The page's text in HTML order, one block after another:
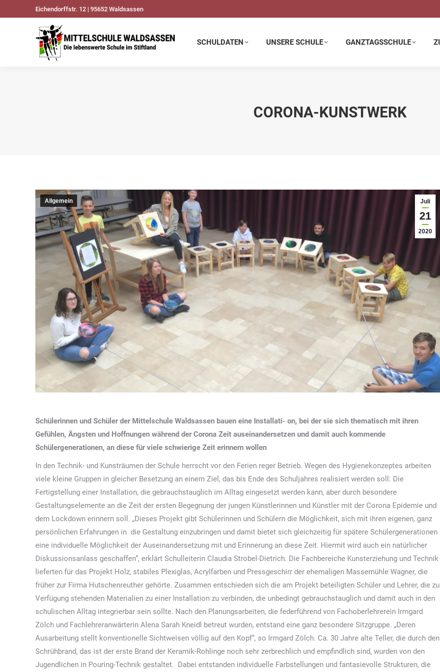
Eichendorffstr. 12 | 95652 Waldsassen
SCHULDATEN UNSERE SCHULE GANZTAGSSCHULE
CORONA-KUNSTWERK
Juli
21
2020
Allgemein
Schülerinnen und Schüler der Mittelschule Waldsassen bauen eine Installati- on, bei der sie sich thematisch mit ihren
Gefühlen, Ängsten und Hoffnungen während der Corona Zeit auseinandersetzen und damit auch kommende
Schülergenerationen, an diese für viele schwierige Zeit erinnern wollen
In den Technik- und Kunsträumen der Schule herrscht vor den Ferien reger Betrieb. Wegen des Hygienekonzeptes arbeiten
viele kleine Gruppen in gleicher Besetzung an einem Ziel, das bis Ende des Schuljahres realisiert werden soll: Die
Fertigstellung einer Installation, die gebrauchstauglich im Alltag eingesetzt werden kann, aber durch besondere
Gestaltungselemente an die Zeit der ersten Begegnung der jungen Künstlerinnen und Künstler mit der Corona Epidemie und
dem Lockdown erinnern soll. „Dieses Projekt gibt Schülerinnen und Schülern die Möglichkeit, sich mit ihren eigenen, ganz
persönlichen Erfahrungen in die Gestaltung einzubringen und damit bietet sich gleichzeitig für spätere Schülergenerationen
eine individuelle Möglichkeit der Auseinandersetzung mit und Erinnerung an diese Zeit. Hiermit wird auch ein natürlicher
Diskussionsanlass geschaffen“, erklärt Schulleiterin Claudia Strobel-Dietrich. Die Fachbereiche Kunsterziehung und Technik
lieferten für das Projekt Holz, stabiles Plexiglas, Acrylfarben und Pressgeschirr der ehemaligen Massemühle Wagner, die
früher zur Firma Hutschenreuther gehörte. Zusammen entschieden sich die am Projekt beteiligten Schüler und Lehrer, die zu
Verfügung stehenden Materialien zu einer Installation zu verbinden, die unbedingt gebrauchstauglich und damit auch in den
schulischen Alltag integrierbar sein sollte. Nach den Planungsarbeiten, die federführend von Fachoberlehrerein Irmgard
Zölch und Fachlehreranwärterin Alena Sarah Kneidl betreut wurden, entstand eine ganz besondere Sitzgruppe. „Deren
Ausarbeitung stellt konventionelle Sichtweisen völlig auf den Kopf“, so Irmgard Zölch. Ca. 30 Jahre alte Teller, die durch den
Schrühbrand, das ist der erste Brand der Keramik-Rohlinge noch sehr zerbrechlich und empfindlich sind, wurden von den
Jugendlichen in Pouring-Technik gestaltet. Dabei entstanden individuelle Farbstellungen und fantasievolle Strukturen, die